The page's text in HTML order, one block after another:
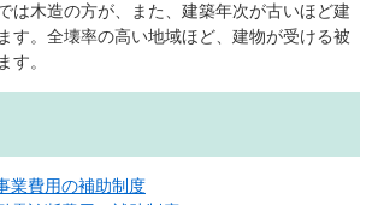
は木造の方が、また、建築年次が古いほど建
す。全壊率の高い地域ほど、建物が受ける被
す。
業費用の補助制度